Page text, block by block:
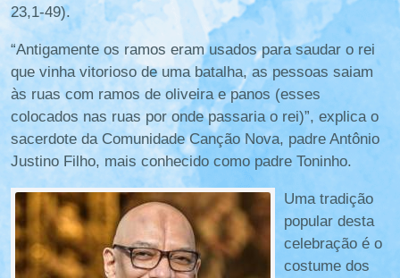
23,1-49).
“Antigamente os ramos eram usados para saudar o rei
que vinha vitorioso de uma batalha, as pessoas saiam
às ruas com ramos de oliveira e panos (esses
colocados nas ruas por onde passaria o rei)”, explica o
sacerdote da Comunidade Canção Nova, padre Antônio
Justino Filho, mais conhecido como padre Toninho.
Uma tradição
popular desta
celebração é o
costume dos